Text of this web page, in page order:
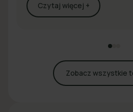
Czytaj więcej +
Zobacz wszystkie